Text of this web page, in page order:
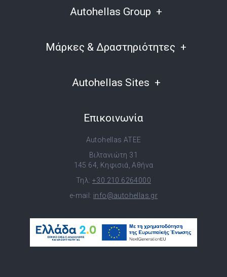
Autohellas Group
Μάρκες & Δραστηριότητες
Autohellas Sites
Επικοινωνία
Autohellas ATEE
Βιλτανιώτη 31
145 64, Κηφισιά, Αθήνα
Τηλ: +30 210 6264000
e-mail: info@autohellas.gr